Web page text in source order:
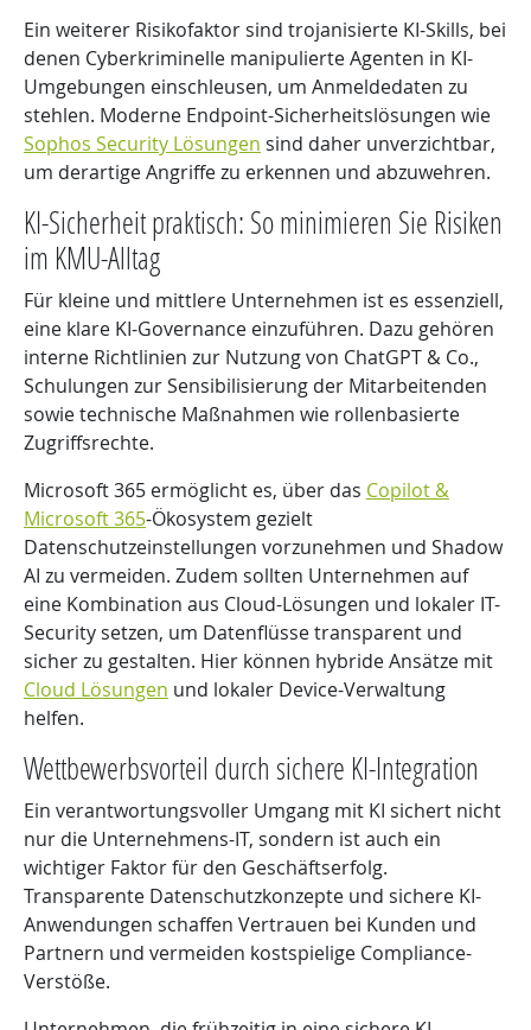
Ein weiterer Risikofaktor sind trojanisierte KI-Skills, bei
denen Cyberkriminelle manipulierte Agenten in KI-
Umgebungen einschleusen, um Anmeldedaten zu
stehlen. Moderne Endpoint-Sicherheitslösungen wie
Sophos Security Lösungen sind daher unverzichtbar,
um derartige Angriffe zu erkennen und abzuwehren.
KI-Sicherheit praktisch: So minimieren Sie Risiken
im KMU-Alltag
Für kleine und mittlere Unternehmen ist es essenziell,
eine klare KI-Governance einzuführen. Dazu gehören
interne Richtlinien zur Nutzung von ChatGPT & Co.,
Schulungen zur Sensibilisierung der Mitarbeitenden
sowie technische Maßnahmen wie rollenbasierte
Zugriffsrechte.
Microsoft 365 ermöglicht es, über das Copilot &
Microsoft 365-Ökosystem gezielt
Datenschutzeinstellungen vorzunehmen und Shadow
AI zu vermeiden. Zudem sollten Unternehmen auf
eine Kombination aus Cloud-Lösungen und lokaler IT-
Security setzen, um Datenflüsse transparent und
sicher zu gestalten. Hier können hybride Ansätze mit
Cloud Lösungen und lokaler Device-Verwaltung
helfen.
Wettbewerbsvorteil durch sichere KI-Integration
Ein verantwortungsvoller Umgang mit KI sichert nicht
nur die Unternehmens-IT, sondern ist auch ein
wichtiger Faktor für den Geschäftserfolg.
Transparente Datenschutzkonzepte und sichere KI-
Anwendungen schaffen Vertrauen bei Kunden und
Partnern und vermeiden kostspielige Compliance-
Verstöße.